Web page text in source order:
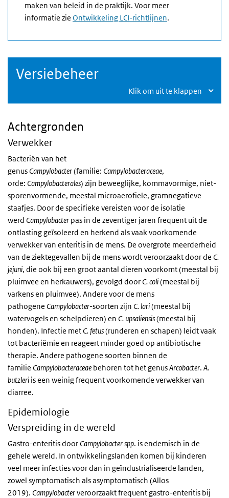
maken van beleid in de praktijk. Voor meer
informatie zie Ontwikkeling LCI-richtlijnen.
Versiebeheer
Klik om uit te klappen
Achtergronden
Verwekker
Bacteriën van het
genus Campylobacter(familie: Campylobacteraceae,
orde: Campylobacterales) zijn beweeglijke, kommavormige, niet-
sporenvormende, meestal microaerofiele, gramnegatieve
staafjes. Door de specifieke vereisten voor de isolatie
werd Campylobacter pas in de zeventiger jaren frequent uit de
ontlasting geïsoleerd en herkend als vaak voorkomende
verwekker van enteritis in de mens. De overgrote meerderheid
van de ziektegevallen bij de mens wordt veroorzaakt door de C.
jejuni, die ook bij een groot aantal dieren voorkomt (meestal bij
pluimvee en herkauwers), gevolgd door C. coli(meestal bij
varkens en pluimvee). Andere voor de mens
pathogene Campylobacter-soorten zijn C. lari(meestal bij
watervogels en schelpdieren) en C. upsaliensis(meestal bij
honden). Infectie met C. fetus(runderen en schapen) leidt vaak
tot bacteriëmie en reageert minder goed op antibiotische
therapie. Andere pathogene soorten binnen de
familie Campylobacteraceae behoren tot het genusArcobacter. A.
butzleri is een weinig frequent voorkomende verwekker van
diarree.
Epidemiologie
Verspreiding in de wereld
Gastro-enteritis door Campylobacterspp. is endemisch in de
gehele wereld. In ontwikkelingslanden komen bij kinderen
veel meer infecties voor dan in geïndustrialiseerde landen,
zowel symptomatisch als asymptomatisch (Allos
2019). Campylobacterveroorzaakt frequent gastro-enteritis bij